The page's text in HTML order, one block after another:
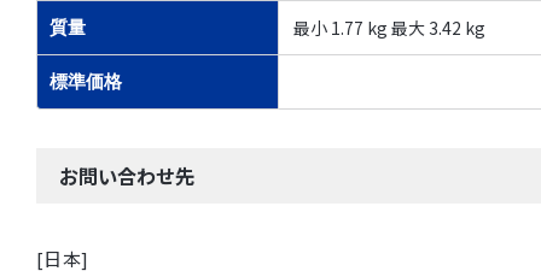
質量 最小 1.77 kg 最大 3.42 kg
標準価格
お問い合わせ先
[日本]